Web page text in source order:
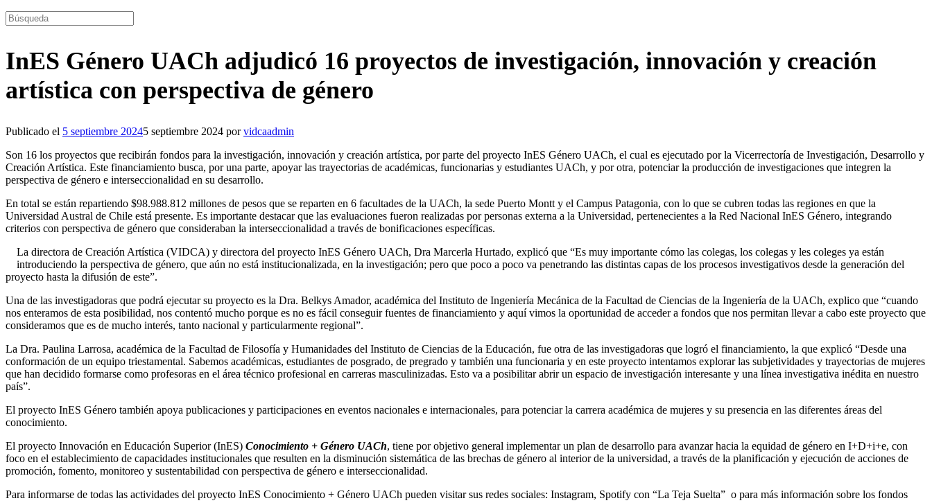
Buscar:
InES Género UACh adjudicó 16 proyectos de investigación, innovación y creación
artística con perspectiva de género
Publicado el 5 septiembre 20245 septiembre 2024 porvidcaadmin
Son 16 los proyectos que recibirán fondos para la investigación, innovación y creación artística, por parte del proyecto InES Género UACh, el cual es ejecutado por la Vicerrectoría de Investigación, Desarrollo y
Creación Artística. Este financiamiento busca, por una parte, apoyar las trayectorias de académicas, funcionarias y estudiantes UACh, y por otra, potenciar la producción de investigaciones que integren la
perspectiva de género e interseccionalidad en su desarrollo.
En total se están repartiendo $98.988.812 millones de pesos que se reparten en 6 facultades de la UACh, la sede Puerto Montt y el Campus Patagonia, con lo que se cubren todas las regiones en que la
Universidad Austral de Chile está presente. Es importante destacar que las evaluaciones fueron realizadas por personas externa a la Universidad, pertenecientes a la Red Nacional InES Género, integrando
criterios con perspectiva de género que consideraban la interseccionalidad a través de bonificaciones específicas.
La directora de Creación Artística (VIDCA) y directora del proyecto InES Género UACh, Dra Marcerla Hurtado, explicó que “Es muy importante cómo las colegas, los colegas y les coleges ya están
introduciendo la perspectiva de género, que aún no está institucionalizada, en la investigación; pero que poco a poco va penetrando las distintas capas de los procesos investigativos desde la generación del
proyecto hasta la difusión de este”.
Una de las investigadoras que podrá ejecutar su proyecto es la Dra. Belkys Amador, académica del Instituto de Ingeniería Mecánica de la Facultad de Ciencias de la Ingeniería de la UACh, explico que “cuando
nos enteramos de esta posibilidad, nos contentó mucho porque es no es fácil conseguir fuentes de financiamiento y aquí vimos la oportunidad de acceder a fondos que nos permitan llevar a cabo este proyecto que
consideramos que es de mucho interés, tanto nacional y particularmente regional”.
La Dra. Paulina Larrosa, académica de la Facultad de Filosofía y Humanidades del Instituto de Ciencias de la Educación, fue otra de las investigadoras que logró el financiamiento, la que explicó “Desde una
conformación de un equipo triestamental. Sabemos académicas, estudiantes de posgrado, de pregrado y también una funcionaria y en este proyecto intentamos explorar las subjetividades y trayectorias de mujeres
que han decidido formarse como profesoras en el área técnico profesional en carreras masculinizadas. Esto va a posibilitar abrir un espacio de investigación interesante y una línea investigativa inédita en nuestro
país”.
El proyecto InES Género también apoya publicaciones y participaciones en eventos nacionales e internacionales, para potenciar la carrera académica de mujeres y su presencia en las diferentes áreas del
conocimiento.
El proyecto Innovación en Educación Superior (InES) Conocimiento + Género UACh, tiene por objetivo general implementar un plan de desarrollo para avanzar hacia la equidad de género en I+D+i+e, con
foco en el establecimiento de capacidades institucionales que resulten en la disminución sistemática de las brechas de género al interior de la universidad, a través de la planificación y ejecución de acciones de
promoción, fomento, monitoreo y sustentabilidad con perspectiva de género e interseccionalidad.
Para informarse de todas las actividades del proyecto InES Conocimiento + Género UACh pueden visitar sus redes sociales: Instagram, Spotify con “La Teja Suelta” o para más información sobre los fondos